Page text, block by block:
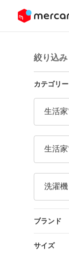
ツにスキップ
絞り込み
カテゴリー
ブランド
サイズ